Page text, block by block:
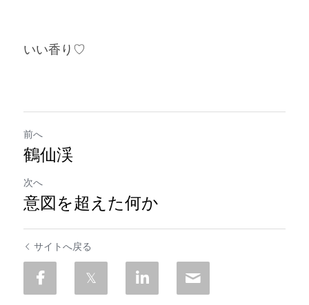
いい香り♡
前へ
鶴仙渓
次へ
意図を超えた何か
サイトへ戻る